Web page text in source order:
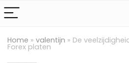
Home » valentijn » De
Forex platen